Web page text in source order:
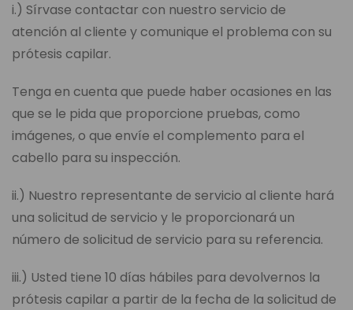
i.) Sírvase contactar con nuestro servicio de
atención al cliente y comunique el problema con su
prótesis capilar.
Tenga en cuenta que puede haber ocasiones en las
que se le pida que proporcione pruebas, como
imágenes, o que envíe el complemento para el
cabello para su inspección.
ii.) Nuestro representante de servicio al cliente hará
una solicitud de servicio y le proporcionará un
número de solicitud de servicio para su referencia.
iii.) Usted tiene 10 días hábiles para devolvernos la
prótesis capilar a partir de la fecha de la solicitud de